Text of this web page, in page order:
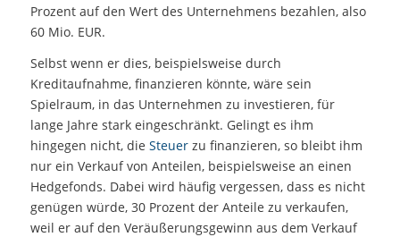
Prozent auf den Wert des Unternehmens bezahlen, also
60 Mio. EUR.
Selbst wenn er dies, beispielsweise durch
Kreditaufnahme, finanzieren könnte, wäre sein
Spielraum, in das Unternehmen zu investieren, für
lange Jahre stark eingeschränkt. Gelingt es ihm
hingegen nicht, die Steuerzu finanzieren, so bleibt ihm
nur ein Verkauf von Anteilen, beispielsweise an einen
Hedgefonds. Dabei wird häufig vergessen, dass es nicht
genügen würde, 30 Prozent der Anteile zu verkaufen,
weil er auf den Veräußerungsgewinn aus dem Verkauf